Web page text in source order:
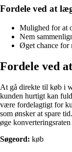
Fordele ved at
Mulighed for at
Nem
Øget chance for
Fordele ved
At gå direkte til køb i
kunden hurtigt kan
være fordelagtigt for
som ønsker at spare
øge
Søgeord: køb